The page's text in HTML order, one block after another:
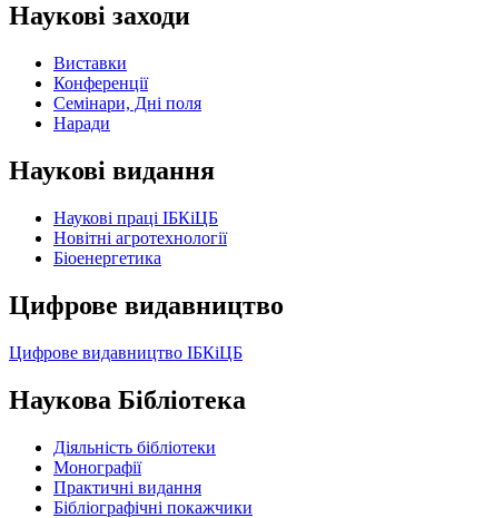
Наукові заходи
Виставки
Конференції
Семінари, Дні поля
Наради
Наукові видання
Наукові праці ІБКіЦБ
Новітні агротехнології
Бiоенергетика
Цифрове видавництво
Цифрове видавництво ІБКіЦБ
Наукова Бібліотека
Діяльність бібліотеки
Монографії
Практичні видання
Бібліографічні покажчики